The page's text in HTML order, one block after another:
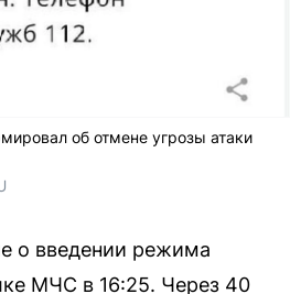
об отмене угрозы атаки
о введении режима
МЧС в 16:25. Через 40